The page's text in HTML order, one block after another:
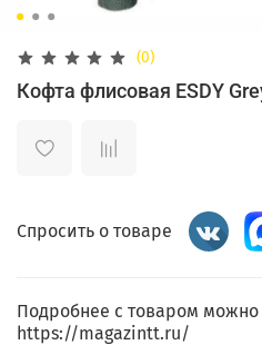
(0)
Кофта флисовая ESDY
Спросить о товаре
Подробнее с товаром можно
https://magazintt.ru/